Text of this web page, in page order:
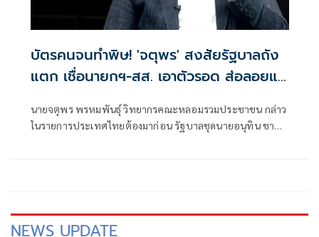
บัตรคนจนทำพิษ! 'จตุพร' สงสัยรัฐบาลถัง
แตก เชื่อนายกฯ-สส. เอาตัวรอด ส่อลอยแพ
นายจตุพร พรหมพันธุ์ วิทยากรคณะหลอมรวมประชาชน กล่าว
ในรายการประเทศไทยต้องมาก่อน รัฐบาลชุดนายอนุทิน ชาญ
NEWS UPDATE